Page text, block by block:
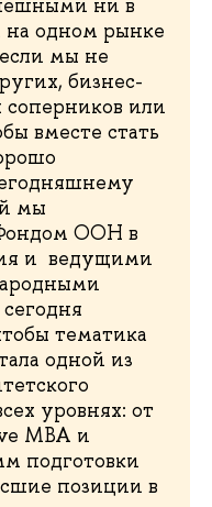
ни в
одном рынке
мы не
бизнес-
или
вместе стать
мы
ООН в
и ведущими
тематика
одной из
уровнях: от
MBA и
подготовки
позиции в